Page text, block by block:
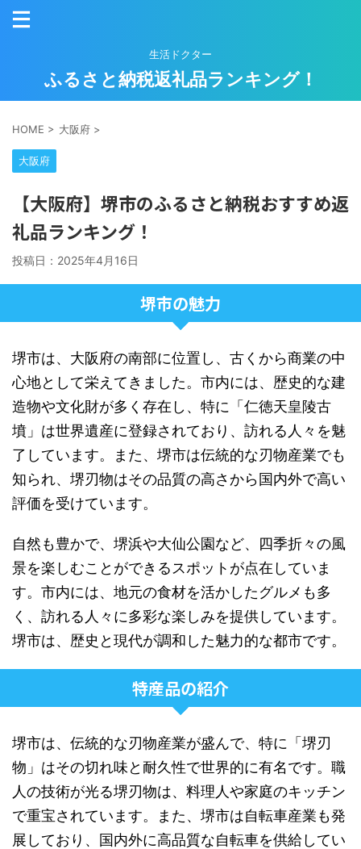
生活ドクター
ふるさと納税返礼品ランキング！
HOME > 大阪府 >
大阪府
【大阪府】堺市のふるさと納税おすすめ返
礼品ランキング！
投稿日： 2025年4月16日
堺市の魅力
堺市は、大阪府の南部に位置し、古くから商業の中
心地として栄えてきました。市内には、歴史的な建
造物や文化財が多く存在し、特に「仁徳天皇陵古
墳」は世界遺産に登録されており、訪れる人々を魅
了しています。また、堺市は伝統的な刃物産業でも
知られ、堺刃物はその品質の高さから国内外で高い
評価を受けています。
自然も豊かで、堺浜や大仙公園など、四季折々の風
景を楽しむことができるスポットが点在していま
す。市内には、地元の食材を活かしたグルメも多
く、訪れる人々に多彩な楽しみを提供しています。
堺市は、歴史と現代が調和した魅力的な都市です。
特産品の紹介
堺市は、伝統的な刃物産業が盛んで、特に「堺刃
物」はその切れ味と耐久性で世界的に有名です。職
人の技術が光る堺刃物は、料理人や家庭のキッチン
で重宝されています。また、堺市は自転車産業も発
展しており、国内外に高品質な自転車を供給してい